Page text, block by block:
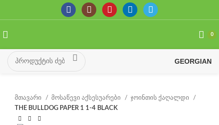
0
GEORGIAN
მთავარი მოსაწევი აქსესუარები
ჯოინთის ქაღალდი
THE BULLDOG PAPER 1 1-4 BLACK